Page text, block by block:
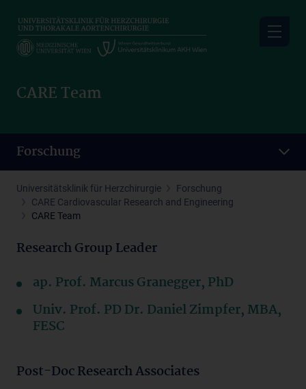
main
content
CARE Team
Forschung
Universitätsklinik für Herzchirurgie
Forschung
CARE Cardiovascular Research and Engineering
CARE Team
Research Group Leader
ap. Prof. Marcus Granegger, PhD
Univ. Prof. PD Dr. Daniel Zimpfer, MBA,
FESC
Post-Doc Research Associates